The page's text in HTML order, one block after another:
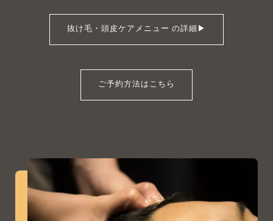
抜け毛・頭皮ケアメニュー の詳細▶︎
ご予約方法はこちら